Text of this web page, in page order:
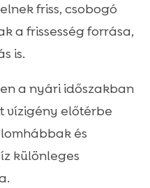
friss, csobogó
a frissesség forrása,
is.
a nyári időszakban
vízigény előtérbe
és
különleges